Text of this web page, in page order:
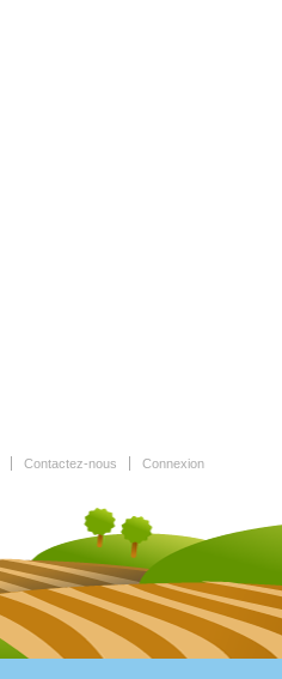
Contactez-nous Connexion